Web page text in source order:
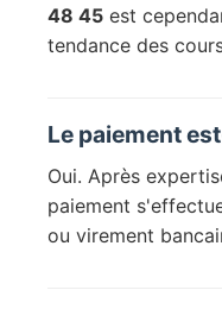
48 45 est
tendance des
Le paiement
Oui. Après
paiement
ou virement